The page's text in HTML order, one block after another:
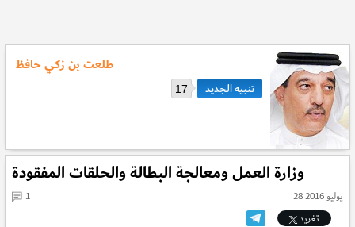
طلعت بن زكي حافظ
17
وزارة العمل ومعالجة البطالة والحلقات المفقودة
28 يوليو 2016
1
تغريد